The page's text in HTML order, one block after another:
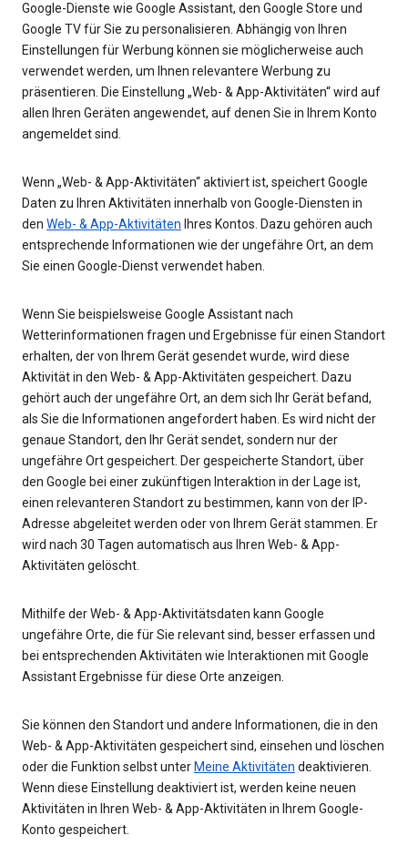
Google-Dienste wie Google Assistant, den Google Store und
Google TV für Sie zu personalisieren. Abhängig von Ihren
Einstellungen für Werbung können sie möglicherweise auch
verwendet werden, um Ihnen relevantere Werbung zu
präsentieren. Die Einstellung „Web- & App-Aktivitäten“ wird auf
allen Ihren Geräten angewendet, auf denen Sie in Ihrem Konto
angemeldet sind.
Wenn „Web- & App-Aktivitäten“ aktiviert ist, speichert Google
Daten zu Ihren Aktivitäten innerhalb von Google-Diensten in
den Web- & App-Aktivitäten Ihres Kontos. Dazu gehören auch
entsprechende Informationen wie der ungefähre Ort, an dem
Sie einen Google-Dienst verwendet haben.
Wenn Sie beispielsweise Google Assistant nach
Wetterinformationen fragen und Ergebnisse für einen Standort
erhalten, der von Ihrem Gerät gesendet wurde, wird diese
Aktivität in den Web- & App-Aktivitäten gespeichert. Dazu
gehört auch der ungefähre Ort, an dem sich Ihr Gerät befand,
als Sie die Informationen angefordert haben. Es wird nicht der
genaue Standort, den Ihr Gerät sendet, sondern nur der
ungefähre Ort gespeichert. Der gespeicherte Standort, über
den Google bei einer zukünftigen Interaktion in der Lage ist,
einen relevanteren Standort zu bestimmen, kann von der IP-
Adresse abgeleitet werden oder von Ihrem Gerät stammen. Er
wird nach 30 Tagen automatisch aus Ihren Web- & App-
Aktivitäten gelöscht.
Mithilfe der Web- & App-Aktivitätsdaten kann Google
ungefähre Orte, die für Sie relevant sind, besser erfassen und
bei entsprechenden Aktivitäten wie Interaktionen mit Google
Assistant Ergebnisse für diese Orte anzeigen.
Sie können den Standort und andere Informationen, die in den
Web- & App-Aktivitäten gespeichert sind, einsehen und löschen
oder die Funktion selbst unter Meine Aktivitäten deaktivieren.
Wenn diese Einstellung deaktiviert ist, werden keine neuen
Aktivitäten in Ihren Web- & App-Aktivitäten in Ihrem Google-
Konto gespeichert.